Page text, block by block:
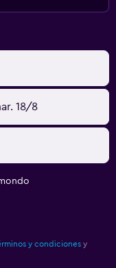
18/8
y condiciones y